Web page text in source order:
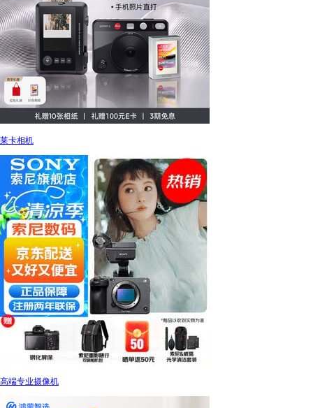
莱卡相机
高端专业摄像机